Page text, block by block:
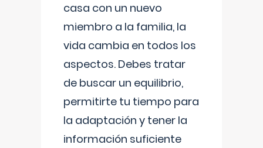
casa con un nuevo
miembro a la familia, la
vida cambia en todos los
aspectos. Debes tratar
de buscar un equilibrio,
permitirte tu tiempo para
la adaptación y tener la
información suficiente